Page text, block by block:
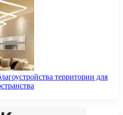
территории для